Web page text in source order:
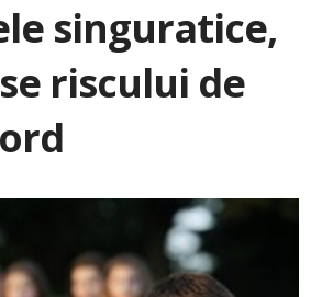
singuratice,
riscului de